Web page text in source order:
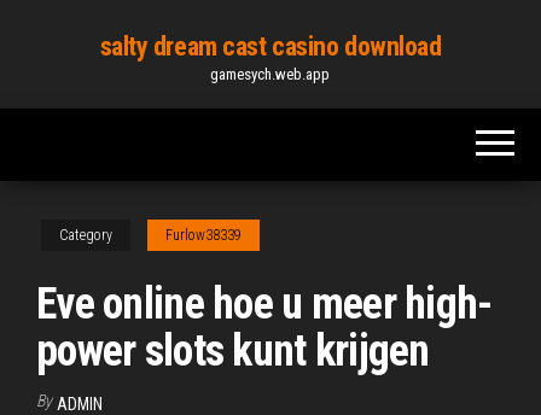
content
salty dream cast casino download
gamesych.web.app
Category Furlow38339
Eve online hoe u meer high-
power slots kunt krijgen
By ADMIN